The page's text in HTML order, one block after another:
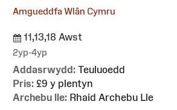
Amgueddfa Wlân Cymru
11,13,18 Awst
2yp-4yp
Addasrwydd: Teuluoedd
Pris: £9 y plentyn
Archebu lle: Rhaid Archebu Lle